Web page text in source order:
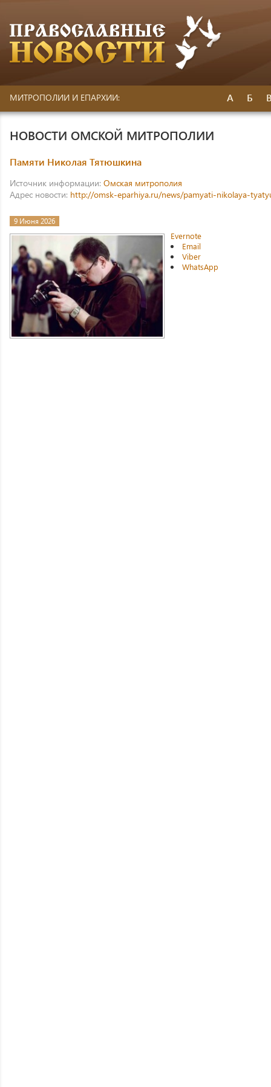
МИТРОПОЛИИ И ЕПАРХИИ: А Б
НОВОСТИ ОМСКОЙ МИТРОПОЛИИ
Памяти Николая Тятюшкина
Источник информации: Омская митрополия
Адрес новости: http://omsk-eparhiya.ru/news/pamyati-nikolaya-
9 Июня 2026
Evernote
Email
Viber
WhatsApp